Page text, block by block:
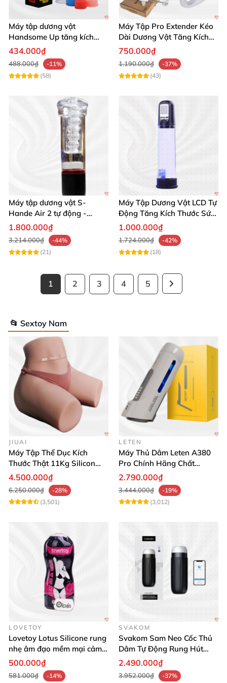
Máy tập dương vật
Handsome Up tăng kích
thước hiệu quả nhanh
434.000₫
488.000₫
-11%
(58)
Máy Tập Pro Extender Kéo
Dài Dương Vật Tăng Kích
Thước Hiệu Quả
750.000₫
1.190.000₫
-37%
(43)
Máy tập dương vật S-
Hande Air 2 tự động -
Rung, Hút, Tăng kích thước
1.800.000₫
3.214.000₫
-44%
(21)
Máy Tập Dương Vật LCD Tự
Động Tăng Kích Thước Sức
Bền
1.000.000₫
1.724.000₫
-42%
(18)
1 2 3 4 5
📂 Sextoy Nam
JIUAI
Máy Tập Thể Dục Kích
Thước Thật 11Kg Silicon
Cao Cấp Nhật Bản
4.500.000₫
6.250.000₫
-28%
(3,501)
LETEN
Máy Thủ Dâm Leten A380
Pro Chính Hãng Chất
Lượng Cao
2.790.000₫
3.444.000₫
-19%
(3,012)
LOVETOY
Lovetoy Lotus Silicone rung
nhẹ âm đạo mềm mại cảm
giác thật
500.000₫
581.000₫ -14%
SVAKOM
Svakom Sam Neo Cốc Thủ
Dâm Tự Động Rung Hút
App Điều Khiển Xa
2.490.000₫
3.952.000₫ -37%